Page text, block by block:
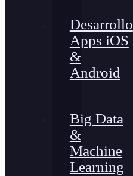
Desarrollo
Apps iOS
&
Android
Big Data
&
Machine
Learning